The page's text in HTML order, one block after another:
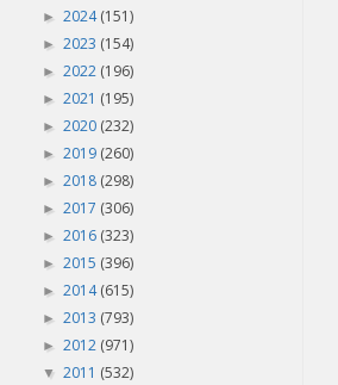
► 2024(151)
► 2023 (154)
► 2022 (196)
► 2021 (195)
► 2020 (232)
► 2019 (260)
► 2018 (298)
► 2017 (306)
► 2016 (323)
► 2015 (396)
► 2014(615)
► 2013 (793)
► 2012 (971)
▼ 2011 (532)